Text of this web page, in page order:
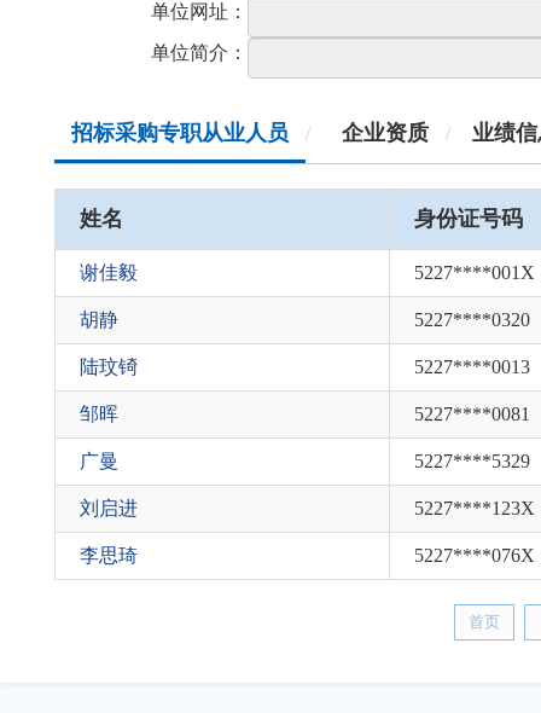
单位网址：
单位简介：
招标采购专职从业人员 / 企业资质 / 业绩
姓名 身份证号码
谢佳毅 5227****001X
胡静 5227****0320
陆玟锜 5227****0013
邹晖 5227****0081
广曼 5227****5329
刘启进 5227****123X
李思琦 5227****076X
首页